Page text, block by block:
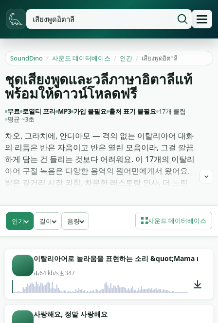
SoundDino / 사운드 데이터베이스 / 인간 / เสียงพูดอิตาลี
ชุดเสียงพูดและวลีภาษาอิตาลีแท้
พร้อมให้ดาวน์โหลดฟรี
무료 로열티 프리 MP3 가입 불필요 출처 표기 불필요 17개 클립
평균 ~3초
차오, 그라치에, 안디아모 — 격의 없는 이탈리아어 대화
의 리듬은 반은 자음이고 반은 열린 모음이라, 그걸 깔끔
하게 담는 건 들리는 것보다 어려워요. 이 17개의 이탈리
아어 구절 녹음은 다양한 음역의 원어민에게서 왔어요.
밝은 길거리 시장 외침, 차분한 레스토랑 인사, 더 느린
정, 그리고 코믹 스팅에 맞춘 짧은 한 단어 감탄사까지.
목소리 뒤에 배경 루프가 없어서, 테이크가 빌려온 방을
가져오지 않고 어떤 장면에든 들어가요.
요. 반 초 만에 시청자를 로마나 피렌체에 배치하니까요.
언어 학습 앱은 무드보다 발음이 더 중요한 더 느린 레스
토랑 대화를 써요. 시대극 영화 작업과 요리 채널 인트로
는 실제 음악은 아니면서 이탈리아 배경 음악 큐처럼 작
다운로드 — 파스타 레시피 뒤나 토스카나 언덕 오프닝
인기 길이 음량 사운드 데이터베이스
이탈리아어로 놀라움을 표현하는 소리 &quot;Mama
64 kb/s 347
사랑해요, 정말 사랑해요